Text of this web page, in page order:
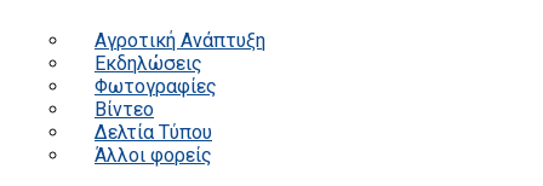
Αγροτική Ανάπτυξη
Εκδηλώσεις
Φωτογραφίες
Βίντεο
Δελτία Τύπου
Άλλοι φορείς